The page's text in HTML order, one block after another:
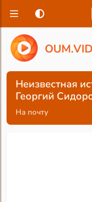
OUM.VID
Неизвестная
Георгий
На почту